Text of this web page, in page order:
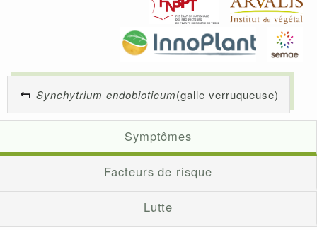
Synchytrium endobioticum(galle verruqueuse)
Symptômes
Facteurs de risque
Lutte